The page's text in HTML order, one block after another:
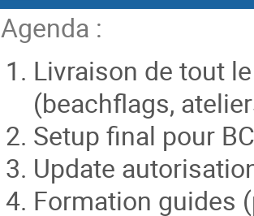
Agenda :
Livraison de tout
(beachflags,
Setup final pour
Update
Formation guides